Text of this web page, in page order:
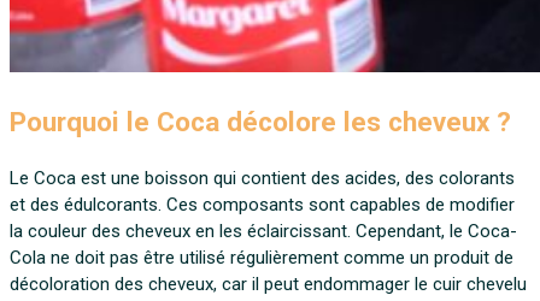
Pourquoi le Coca décolore les cheveux ?
Le Coca est une boisson qui contient des acides, des colorants
et des édulcorants. Ces composants sont capables de modifier
la couleur des cheveux en les éclaircissant. Cependant, le Coca-
Cola ne doit pas être utilisé régulièrement comme un produit de
décoloration des cheveux, car il peut endommager le cuir chevelu